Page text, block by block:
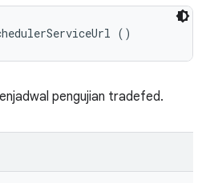
()
pengujian tradefed.